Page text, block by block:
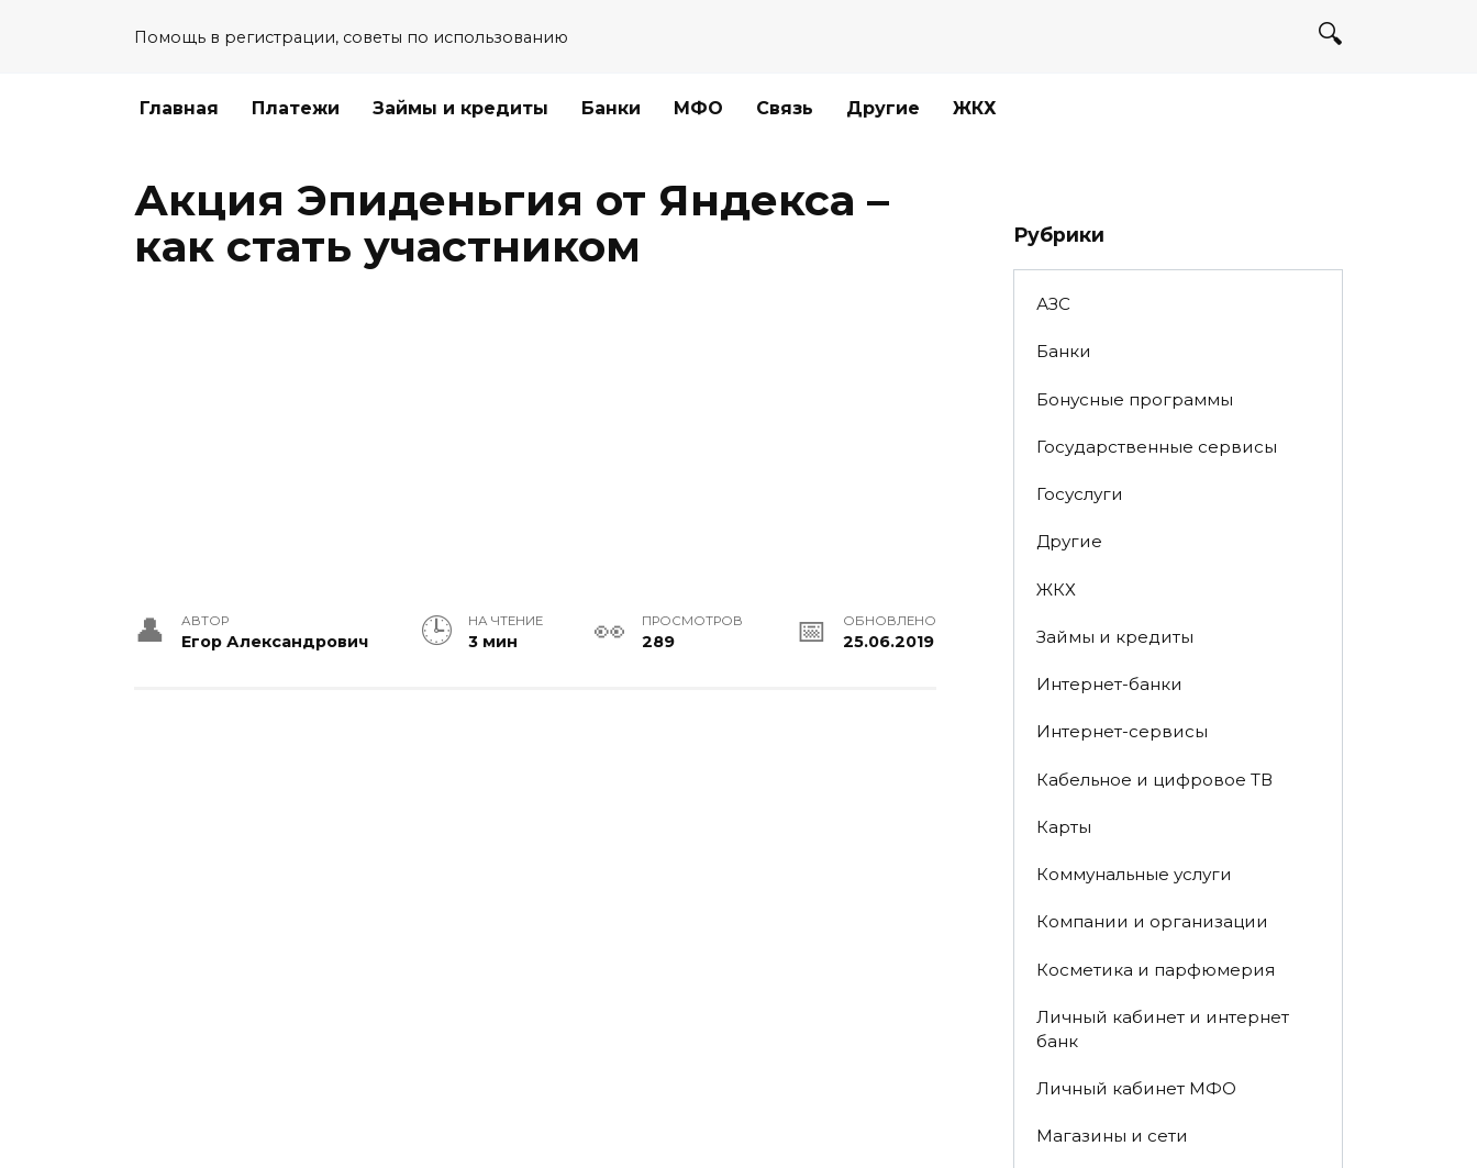
Помощь в регистрации, советы по использованию
Главная Платежи Займы и кредиты Банки МФО Связь Другие ЖКХ
Акция Эпиденьгия от Яндекса –
как стать участником
АВТОР
Егор Александрович
НА ЧТЕНИЕ
3 мин
ПРОСМОТРОВ
289
ОБНОВЛЕНО
25.06.2019
Рубрики
АЗС
Банки
Бонусные программы
Государственные сервисы
Госуслуги
Другие
ЖКХ
Займы и кредиты
Интернет-банки
Интернет-сервисы
Кабельное и цифровое ТВ
Карты
Коммунальные услуги
Компании и организации
Косметика и парфюмерия
Личный кабинет и интернет
банк
Личный кабинет МФО
Магазины и сети